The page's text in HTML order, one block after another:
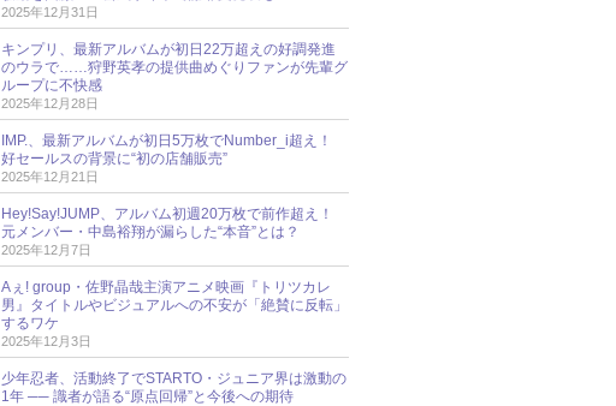
2025年12月31日
キンプリ、最新アルバムが初日22万超えの好調発進
のウラで……狩野英孝の提供曲めぐりファンが先輩グ
ループに不快感
2025年12月28日
IMP.、最新アルバムが初日5万枚でNumber_i超え！
好セールスの背景に“初の店舗販売”
2025年12月21日
Hey!Say!JUMP、アルバム初週20万枚で前作超え！
元メンバー・中島裕翔が漏らした“本音”とは？
2025年12月7日
Aぇ! group・佐野晶哉主演アニメ映画『トリツカレ
男』タイトルやビジュアルへの不安が「絶賛に反転」
するワケ
2025年12月3日
少年忍者、活動終了でSTARTO・ジュニア界は激動の
1年 ── 識者が語る“原点回帰”と今後への期待